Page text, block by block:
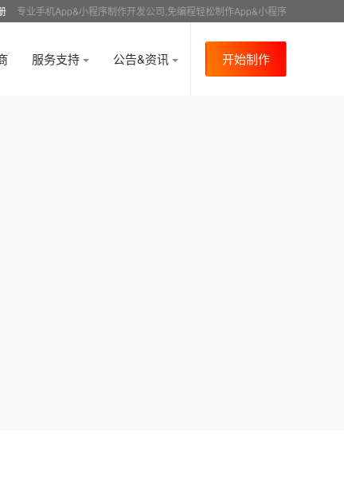
专业手机App&小程序制作开发公司,免编程轻松制作App&小程序
服务支持 公告&资讯 开始制作